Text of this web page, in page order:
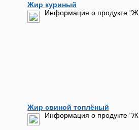
Жир куриный
Информация о продукте
Жир свиной топлёный
Информация о продукте